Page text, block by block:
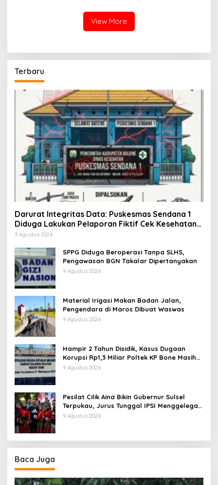
View More
Terbaru
Darurat Integritas Data: Puskesmas Sendana 1
Diduga Lakukan Pelaporan Fiktif Cek Kesehatan
Gratis Demi Kejar Target
9 Agustus 2026
SPPG Diduga Beroperasi Tanpa SLHS,
Pengawasan BGN Takalar Dipertanyakan
9 Agustus 2026
Material Irigasi Makan Badan Jalan,
Pengendara di Maros Dibuat Waswas
9 Agustus 2026
Hampir 2 Tahun Disidik, Kasus Dugaan
Korupsi Rp1,3 Miliar Poltek KP Bone Masih
Tanpa Tersangka
9 Agustus 2026
Pesilat Cilik Aina Bikin Gubernur Sulsel
Terpukau, Jurus Tunggal IPSI Menggelegar
di Harmoni Kemanusiaan
9 Agustus 2026
Baca Juga